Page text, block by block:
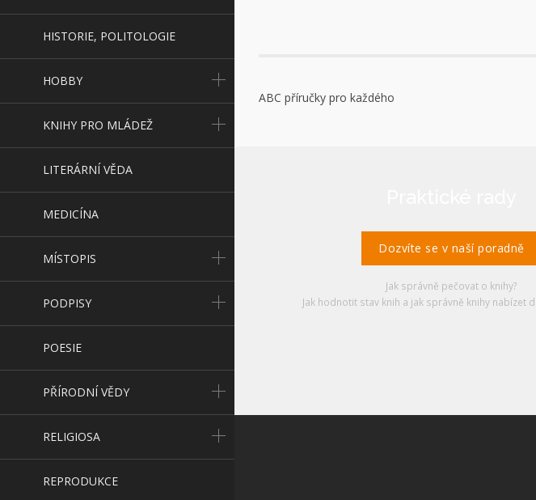
HISTORIE, POLITOLOGIE
HOBBY
KNIHY PRO MLÁDEŽ
LITERÁRNÍ VĚDA
MEDICÍNA
MÍSTOPIS
PODPISY
POESIE
PŘÍRODNÍ VĚDY
RELIGIOSA
REPRODUKCE
ABC příručky pro každého
Dozvíte se v naší poradně
Jak správně pečovat o knihy?
Jak hodnotit stav knih a jak správně knihy nabízet